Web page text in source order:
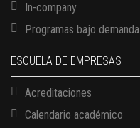
In-company
Programas bajo demanda
ESCUELA DE EMPRESAS
Acreditaciones
Calendario académico